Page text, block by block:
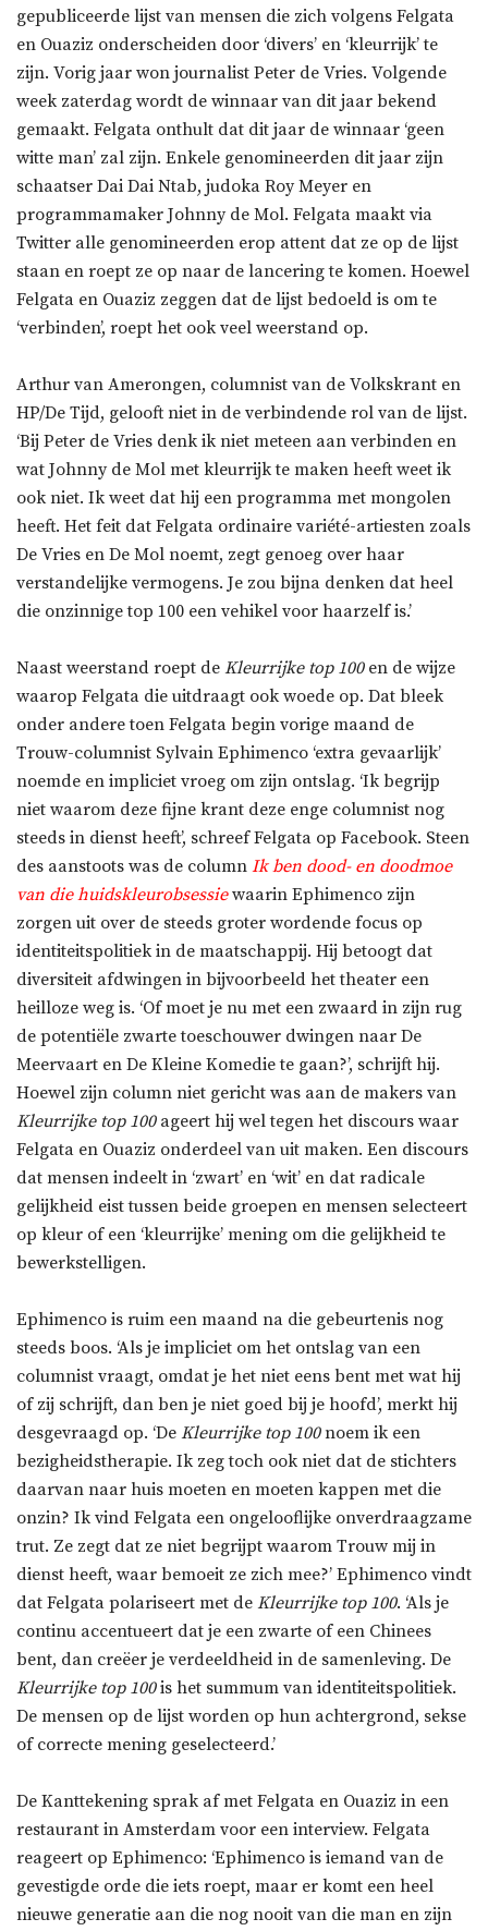
gepubliceerde lijst van mensen die zich volgens Felgata
en Ouaziz onderscheiden door ‘divers’ en ‘kleurrijk’ te
zijn. Vorig jaar won journalist Peter de Vries. Volgende
week zaterdag wordt de winnaar van dit jaar bekend
gemaakt. Felgata onthult dat dit jaar de winnaar ‘geen
witte man’ zal zijn. Enkele genomineerden dit jaar zijn
schaatser Dai Dai Ntab, judoka Roy Meyer en
programmamaker Johnny de Mol. Felgata maakt via
Twitter alle genomineerden erop attent dat ze op de lijst
staan en roept ze op naar de lancering te komen. Hoewel
Felgata en Ouaziz zeggen dat de lijst bedoeld is om te
‘verbinden’, roept het ook veel weerstand op.
Arthur van Amerongen, columnist van de Volkskrant en
HP/De Tijd, gelooft niet in de verbindende rol van de lijst.
‘Bij Peter de Vries denk ik niet meteen aan verbinden en
wat Johnny de Mol met kleurrijk te maken heeft weet ik
ook niet. Ik weet dat hij een programma met mongolen
heeft. Het feit dat Felgata ordinaire variété-artiesten zoals
De Vries en De Mol noemt, zegt genoeg over haar
verstandelijke vermogens. Je zou bijna denken dat heel
die onzinnige top 100 een vehikel voor haarzelf is.’
Naast weerstand roept de Kleurrijke top 100en de wijze
waarop Felgata die uitdraagt ook woede op. Dat bleek
onder andere toen Felgata begin vorige maand de
Trouw-columnist Sylvain Ephimenco ‘extra gevaarlijk’
noemde en impliciet vroeg om zijn ontslag. ‘Ik begrijp
niet waarom deze fijne krant deze enge columnist nog
steeds in dienst heeft’, schreef Felgata op Facebook. Steen
des aanstoots was de column Ik ben dood- en doodmoe
van die huidskleurobsessiewaarin Ephimenco zijn
zorgen uit over de steeds groter wordende focus op
identiteitspolitiek in de maatschappij. Hij betoogt dat
diversiteit afdwingen in bijvoorbeeld het theater een
heilloze weg is. ‘Of moet je nu met een zwaard in zijn rug
de potentiële zwarte toeschouwer dwingen naar De
Meervaart en De Kleine Komedie te gaan?’, schrijft hij.
Hoewel zijn column niet gericht was aan de makers van
Kleurrijke top 100ageert hij wel tegen het discours waar
Felgata en Ouaziz onderdeel van uit maken. Een discours
dat mensen indeelt in ‘zwart’ en ‘wit’ en dat radicale
gelijkheid eist tussen beide groepen en mensen selecteert
op kleur of een ‘kleurrijke’ mening om die gelijkheid te
bewerkstelligen.
Ephimenco is ruim een maand na die gebeurtenis nog
steeds boos. ‘Als je impliciet om het ontslag van een
columnist vraagt, omdat je het niet eens bent met wat hij
of zij schrijft, dan ben je niet goed bij je hoofd’, merkt hij
desgevraagd op. ‘De Kleurrijke top 100noem ik een
bezigheidstherapie. Ik zeg toch ook niet dat de stichters
daarvan naar huis moeten en moeten kappen met die
onzin? Ik vind Felgata een ongelooflijke onverdraagzame
trut. Ze zegt dat ze niet begrijpt waarom Trouw mij in
dienst heeft, waar bemoeit ze zich mee?’ Ephimenco vindt
dat Felgata polariseert met de Kleurrijke top 100. ‘Als je
continu accentueert dat je een zwarte of een Chinees
bent, dan creëer je verdeeldheid in de samenleving. De
Kleurrijke top 100is het summum van identiteitspolitiek.
De mensen op de lijst worden op hun achtergrond, sekse
of correcte mening geselecteerd.’
De Kanttekening sprak af met Felgata en Ouaziz in een
restaurant in Amsterdam voor een interview. Felgata
reageert op Ephimenco: ‘Ephimenco is iemand van de
gevestigde orde die iets roept, maar er komt een heel
nieuwe generatie aan die nog nooit van die man en zijn